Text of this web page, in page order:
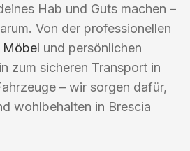
Hab und Guts machen –
Von der professionellen
Möbel und persönlichen
zum sicheren Transport in
– wir sorgen dafür,
wohlbehalten in Brescia